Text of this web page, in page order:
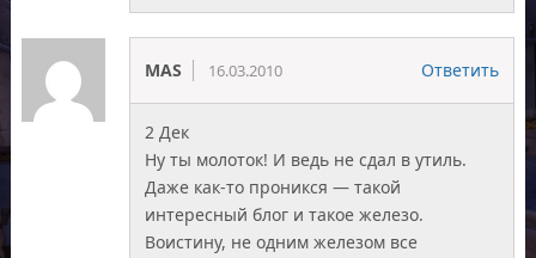
MAS 16.03.2010 Ответить
2 Дек
Ну ты молоток! И ведь не сдал в утиль.
Даже как-то проникся — такой
интересный блог и такое железо.
Воистину, не одним железом все